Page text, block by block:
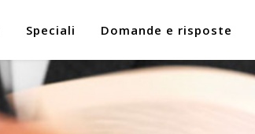
Speciali Domande e risposte